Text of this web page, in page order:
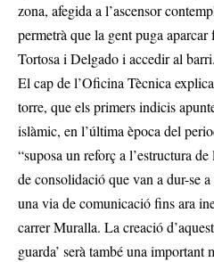
zona, afegida a l’ascensor
permetrà que la gent puga aparcar
Tortosa i Delgado i accedir al barri.
El cap de l’Oficina Tècnica
torre, que els primers indicis
islàmic, en l’última època del
“suposa un reforç a l’estructura
de consolidació que van a dur-se
una via de comunicació fins ara
carrer Muralla. La creació
guarda’ serà també una important